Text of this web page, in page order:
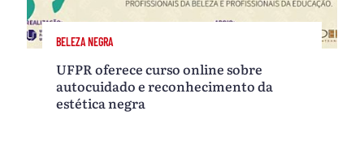
BELEZA NEGRA
UFPR oferece curso online sobre
autocuidado e reconhecimento da
estética negra